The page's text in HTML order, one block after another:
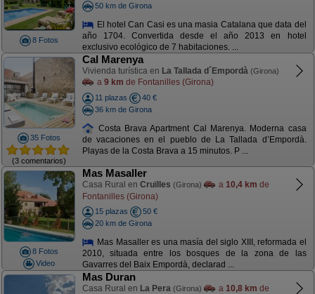
8 Fotos
50 km de Girona
El hotel Can Casi es una masia Catalana que data del
año 1704. Convertida desde el año 2013 en hotel
exclusivo ecológico de 7 habitaciones. ...
35 Fotos
(3 comentarios)
Cal Marenya
Vivienda turística en La Tallada d´Empordà (Girona)
a 9 km de Fontanilles (Girona)
11 plazas
40 €
36 km de Girona
Costa Brava Apartment Cal Marenya. Moderna casa
de vacaciones en el pueblo de La Tallada d’Empordà.
Playas de la Costa Brava a 15 minutos. P ...
8 Fotos
Video
Mas Masaller
Casa Rural en Cruïlles (Girona) a 10,4 km de
Fontanilles (Girona)
15 plazas
50 €
20 km de Girona
Mas Masaller es una masía del siglo XIII, reformada el
2010, situada entre los bosques de la zona de las
Gavarres del Baix Empordà, declarad ...
Mas Duran
Casa Rural en La Pera (Girona) a 10,8 km de